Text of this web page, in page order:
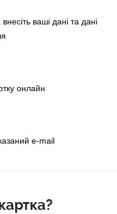
ваші дані та дані
онлайн
e-mail